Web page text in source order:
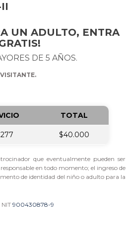
UN ADULTO, ENTRA
DE 5 AÑOS.
TOTAL
$40.000
que eventualmente pueden ser
en todo momento; el ingreso de
de identidad del niño o adulto para la
900430878-9